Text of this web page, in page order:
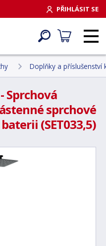
PŘIHLÁSIT SE
Doplňky a příslušenství
Sprchová
sprchové
(SET033,5)